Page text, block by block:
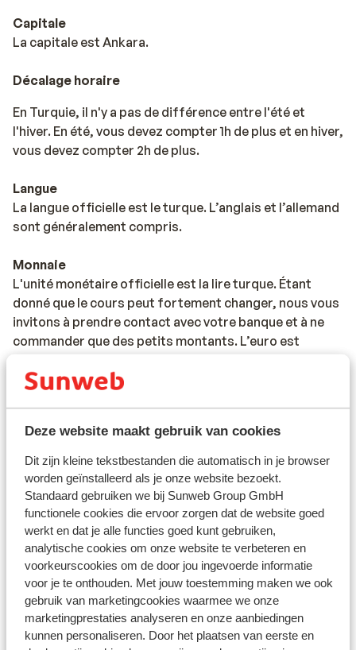
Deze website maakt gebruik van cookies
Dit zijn kleine tekstbestanden die automatisch in je browser
worden geïnstalleerd als je onze website bezoekt.
Standaard gebruiken we bij Sunweb Group GmbH
functionele cookies die ervoor zorgen dat de website goed
werkt en dat je alle functies goed kunt gebruiken,
analytische cookies om onze website te verbeteren en
voorkeurscookies om de door jou ingevoerde informatie
voor je te onthouden. Met jouw toestemming maken we ook
gebruik van marketingcookies waarmee we onze
marketingprestaties analyseren en onze aanbiedingen
kunnen personaliseren. Door het plaatsen van eerste en
Capitale
La capitale est Ankara.
Décalage horaire
En Turquie, il n'y a pas de différence entre l'été et
l'hiver. En été, vous devez compter 1h de plus et en hiver,
vous devez compter 2h de plus.
Langue
La langue officielle est le turque. L’anglais et l’allemand
sont généralement compris.
Monnaie
L'unité monétaire officielle est la lire turque. Étant
donné que le cours peut fortement changer, nous vous
invitons à prendre contact avec votre banque et à ne
commander que des petits montants. L’euro est
place.
Il est habituel en Turquie de donner 10% de pourboires.
Voltage
Le voltage est identique à celui en Belgique : 220 volts.
Eau
Il est déconseillé de boire l'eau de robinet.
Alimentation
La Turquie est réputée pour ses crêpes et kebabs.
GSM